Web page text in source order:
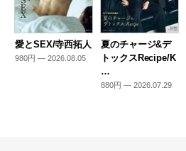
愛とSEX/寺西拓人
980円 — 2026.08.05
夏のチャージ&デ
トックスRecipe/K
…
880円 — 2026.07.29